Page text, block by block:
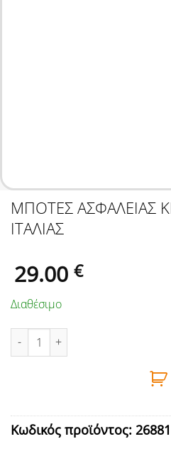
ΜΠΟΤΕΣ ΑΣΦΑΛΕΙΑΣ
ΙΤΑΛΙΑΣ
29.00 €
Διαθέσιμο
ΜΠΟΤΕΣ ΑΣΦΑΛΕΙΑΣ ΚΙΤΡΙΝΕΣ
Κωδικός προϊόντος: 26881